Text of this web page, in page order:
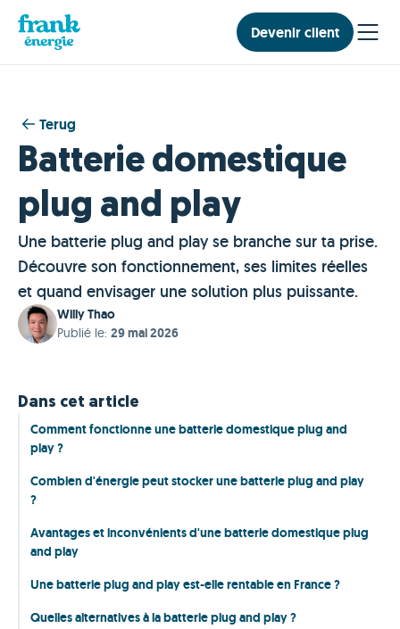
Devenir client
Terug
Batterie domestique
plug and play
Une batterie plug and play se branche sur ta prise.
Découvre son fonctionnement, ses limites réelles
et quand envisager une solution plus puissante.
Willy Thao
Publié le: 29 mai 2026
Dans cet article
Comment fonctionne une batterie domestique plug and
play ?
Combien d'énergie peut stocker une batterie plug and play
?
Avantages et inconvénients d'une batterie domestique plug
and play
Une batterie plug and play est-elle rentable en France ?
Quelles alternatives à la batterie plug and play ?